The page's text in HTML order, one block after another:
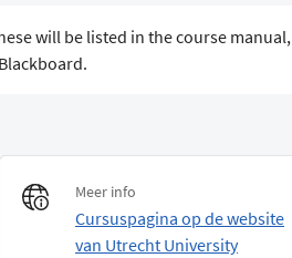
will be listed in the course manual,
Meer info
Cursuspagina op de website
van Utrecht University